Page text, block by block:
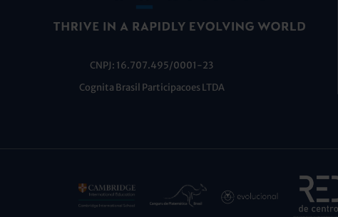
CNPJ: 16.707.495/0001-23
Cognita Brasil Participacoes LTDA